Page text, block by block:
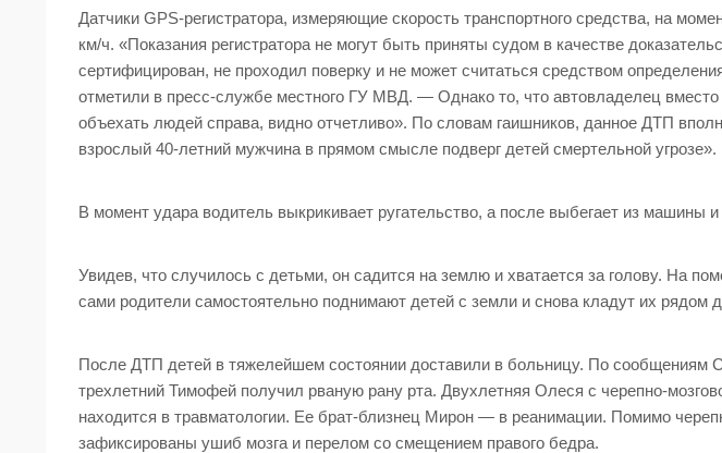
Датчики GPS-регистратора, измеряющие скорость транспортного средства, на
км/ч. «Показания регистратора не могут быть приняты судом в качестве
сертифицирован, не проходил поверку и не может считаться средством
отметили в пресс-службе местного ГУ МВД. — Однако то, что автовладелец вместо
объехать людей справа, видно отчетливо». По словам гаишников, данное ДТП
взрослый 40-летний мужчина в прямом смысле подверг детей смертельной угрозе».
В момент удара водитель выкрикивает ругательство, а после выбегает из машины
Увидев, что случилось с детьми, он садится на землю и хватается за голову. На
сами родители самостоятельно поднимают детей с земли и снова кладут их рядом
После ДТП детей в тяжелейшем состоянии доставили в больницу. По
трехлетний Тимофей получил рваную рану рта. Двухлетняя Олеся с черепно-
находится в травматологии. Ее брат-близнец Мирон — в реанимации. Помимо
зафиксированы ушиб мозга и перелом со смещением правого бедра.